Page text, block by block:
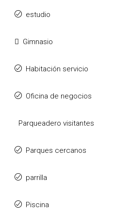
estudio
Gimnasio
Habitación servicio
Oficina de negocios
Parqueadero visitantes
Parques cercanos
parrilla
Piscina